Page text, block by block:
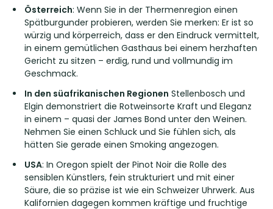
Österreich: Wenn Sie in der Thermenregion einen
Spätburgunder probieren, werden Sie merken: Er ist so
würzig und körperreich, dass er den Eindruck vermittelt,
in einem gemütlichen Gasthaus bei einem herzhaften
Gericht zu sitzen – erdig, rund und vollmundig im
Geschmack.
In den süafrikanischen Regionen Stellenbosch und
Elgin demonstriert die Rotweinsorte Kraft und Eleganz
in einem – quasi der James Bond unter den Weinen.
Nehmen Sie einen Schluck und Sie fühlen sich, als
hätten Sie gerade einen Smoking angezogen.
USA: In Oregon spielt der Pinot Noir die Rolle des
sensiblen Künstlers, fein strukturiert und mit einer
Säure, die so präzise ist wie ein Schweizer Uhrwerk. Aus
Kalifornien dagegen kommen kräftige und fruchtige